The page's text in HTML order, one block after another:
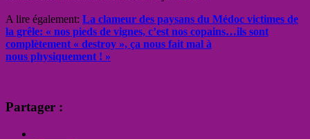
A lire également: La clameur des paysans du Médoc victimes de
la grêle: « nos pieds de vignes, c’est nos copains…ils sont
complètement « destroy », ça nous fait mal à
nous physiquement ! »
Partager :